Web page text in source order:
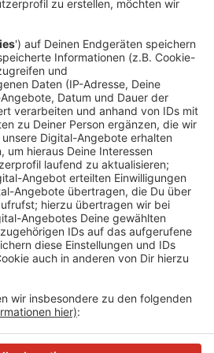
und ein Sattelzug sind
Kreisverkehr an der Hardt
Langenfelder Polizei.
und wurde von dem Auflieger
Mann wurde in eine Klinik
zum Zusammenstoß kam, ist